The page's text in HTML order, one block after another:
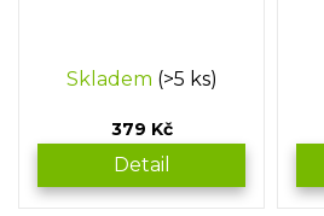
Skladem (>5 ks)
379 Kč
Detail